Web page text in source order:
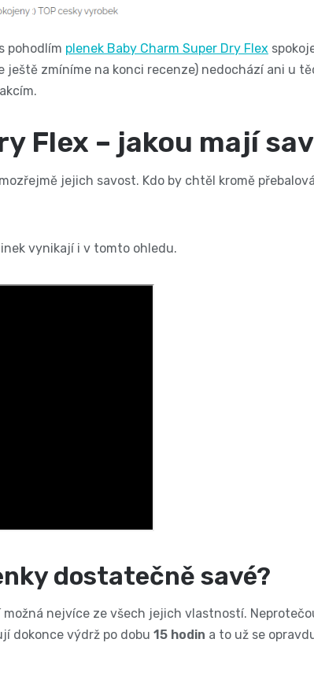
pohodlím plenek Baby Charm Super Dry Flex
ještě zmíníme na konci recenze) nedochází ani u
Flex – jakou mají
jejich savost. Kdo by chtěl kromě
vynikají i v tomto ohledu.
dostatečně savé?
nejvíce ze všech jejich vlastností.
dokonce výdrž po dobu 15 hodin a to už se